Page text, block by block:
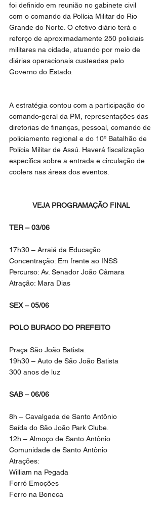
foi definido em reunião no gabinete civil
com o comando da Polícia Militar do Rio
Grande do Norte. O efetivo diário terá o
reforço de aproximadamente 250 policiais
militares na cidade, atuando por meio de
diárias operacionais custeadas pelo
Governo do Estado.
A estratégia contou com a participação do
comando-geral da PM, representações das
diretorias de finanças, pessoal, comando de
policiamento regional e do 10º Batalhão de
Polícia Militar de Assú. Haverá fiscalização
específica sobre a entrada e circulação de
coolers nas áreas dos eventos.
VEJA PROGRAMAÇÃO FINAL
TER – 03/06
17h30 – Arraiá da Educação
Concentração: Em frente ao INSS
Percurso: Av. Senador João Câmara
Atração: Mara Dias
SEX – 05/06
POLO BURACO DO PREFEITO
Praça São João Batista.
19h30 – Auto de São João Batista
300 anos de luz
SAB – 06/06
8h – Cavalgada de Santo Antônio
Saída do São João Park Clube.
12h – Almoço de Santo Antônio
Comunidade de Santo Antônio
Atrações:
William na Pegada
Forró Emoções
Ferro na Boneca